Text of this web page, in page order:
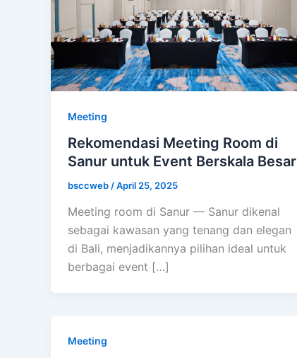
Meeting
Rekomendasi Meeting Room di
Sanur untuk Event Berskala Besar
bsccweb /April 25, 2025
Meeting room di Sanur — Sanur dikenal
sebagai kawasan yang tenang dan elegan
di Bali, menjadikannya pilihan ideal untuk
berbagai event […]
Meeting